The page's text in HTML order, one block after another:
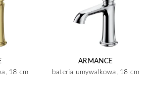
18 cm
ARMANCE
bateria umywalkowa, 18 cm